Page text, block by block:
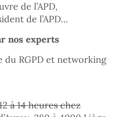
de l’APD,
de l’APD…
nos experts
du RGPD et networking
à 14 heures chez